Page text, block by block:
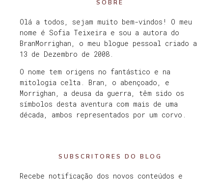
SOBRE
Olá a todos, sejam muito bem-vindos! O meu
nome é Sofia Teixeira e sou a autora do
BranMorrighan, o meu blogue pessoal criado a
13 de Dezembro de 2008.
O nome tem origens no fantástico e na
mitologia celta. Bran, o abençoado, e
Morrighan, a deusa da guerra, têm sido os
símbolos desta aventura com mais de uma
década, ambos representados por um corvo.
SUBSCRITORES DO BLOG
Recebe notificação dos novos conteúdos e